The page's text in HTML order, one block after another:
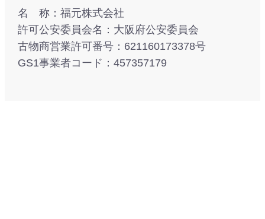
名 称：福元株式会社
許可公安委員会名：大阪府公安委員会
古物商営業許可番号：621160173378号
GS1事業者コード：457357179